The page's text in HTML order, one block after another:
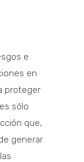
e
en
proteger
sólo
que,
generar